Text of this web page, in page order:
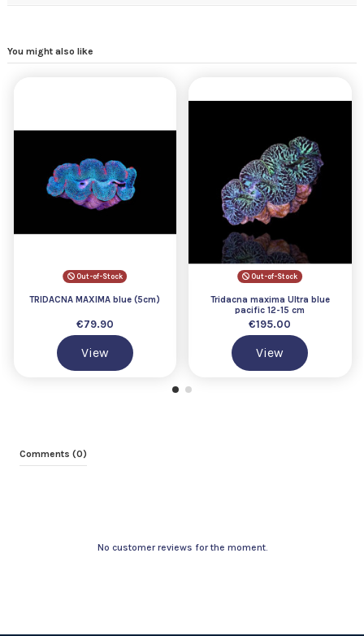
You might also like
Out-of-Stock
TRIDACNA MAXIMA blue (5cm)
€79.90
View
Out-of-Stock
Tridacna maxima Ultra blue
pacific 12-15 cm
€195.00
View
Comments (0)
No customer reviews for the moment.